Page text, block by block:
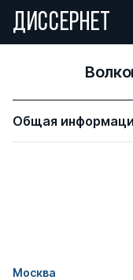
ДИССЕРНЕТ
Общая
Москва